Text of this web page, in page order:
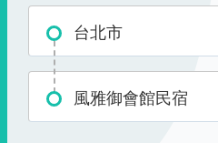
台北市
風雅御會館民宿